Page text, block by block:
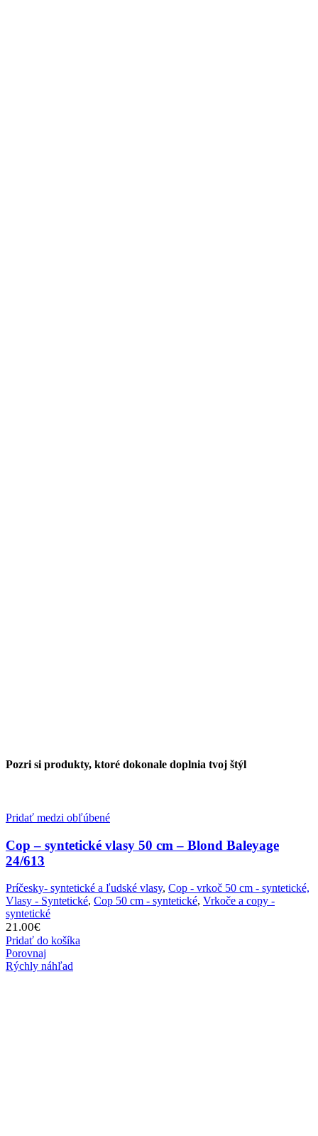
Pozri si produkty, ktoré dokonale doplnia tvoj štýl
Pridať medzi obľúbené
Cop – syntetické vlasy 50 cm – Blond Baleyage
24/613
Príčesky- syntetické a ľudské vlasy, Cop - vrkoč 50 cm - syntetické,
Vlasy - Syntetické, Cop 50 cm - syntetické, Vrkoče a copy -
syntetické
21.00€
Pridať do košíka
Porovnaj
Rýchly náhľad